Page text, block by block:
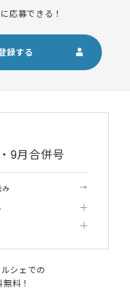
応募できる！
録する
9月合併号
み
シェでの
料！